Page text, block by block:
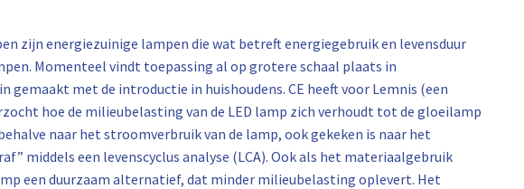
zijn energiezuinige lampen die wat betreft energiegebruik en levensduur
Momenteel vindt toepassing al op grotere schaal plaats in
gemaakt met de introductie in huishoudens. CE heeft voor Lemnis (een
hoe de milieubelasting van de LED lamp zich verhoudt tot de gloeilamp
naar het stroomverbruik van de lamp, ook gekeken is naar het
middels een levenscyclus analyse (LCA). Ook als het materiaalgebruik
een duurzaam alternatief, dat minder milieubelasting oplevert. Het